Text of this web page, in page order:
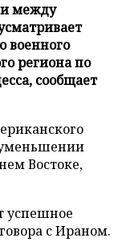
между
военного
региона по
сообщает
Востоке,
успешное
с Ираном.